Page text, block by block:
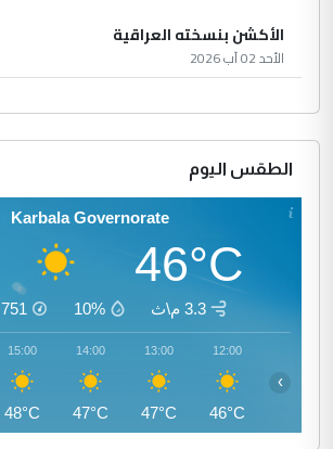
الأكشن بنسخته العراقية
الأحد 02 آب 2026
الطقس اليوم
Karbala Governorate
46°C
3.3 م\ث 10%
751
12:00
46°C
13:00
47°C
14:00
47°C
15:00
48°C
›